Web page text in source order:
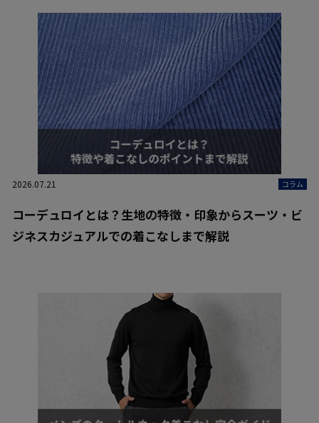
2026.07.21 コラム
コーデュロイとは？生地の特徴・印象からスーツ・ビ
ジネスカジュアルでの着こなしまで解説